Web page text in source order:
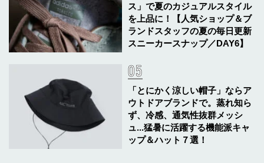
ス」で夏のカジュアルスタイル
を上品に！【人気ショップ＆ブ
ランドスタッフの夏の毎日更新
スニーカースナップ／DAY6】
「とにかく涼しい帽子」ならア
ウトドアブランドで。蒸れ知ら
ず、冷感、通気性抜群メッシ
ュ...猛暑に活躍する機能派キャ
ップ＆ハット７選！